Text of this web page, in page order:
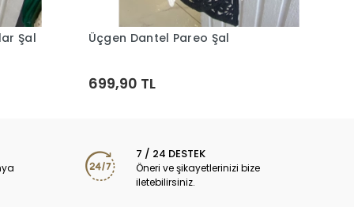
Şal Sepete Ekle
Üçgen Dantel Pareo Şal
699,90 TL
7 / 24 DESTEK
Öneri ve şikayetlerinizi bize
iletebilirsiniz.